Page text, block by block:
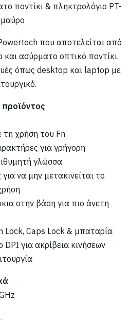
ποντίκι & πληκτρολόγιο PT-
που αποτελείται από
ασύρματο οπτικό ποντίκι.
όπως desktop και laptop με
χρήση του Fn
για γρήγορη
γλώσσα
να μην μετακινείται το
στην βάση για πιο άνετη
Lock, Caps Lock & μπαταρία
για ακρίβεια κινήσεων